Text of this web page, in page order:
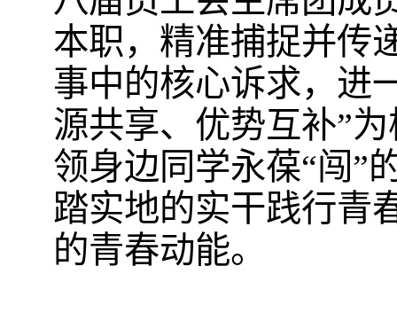
本职，精准捕捉并传
事中的核心诉求，进
源共享、优势互补”
领身边同学永葆“闯”
踏实地的实干践行青
的青春动能。